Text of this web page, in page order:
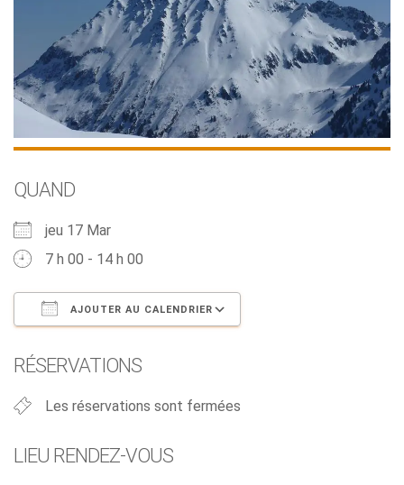
QUAND
jeu 17 Mar
7 h 00 - 14 h 00
AJOUTER AU CALENDRIER
RÉSERVATIONS
Les réservations sont fermées
LIEU RENDEZ-VOUS